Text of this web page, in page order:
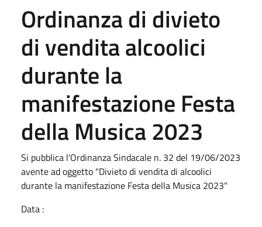
Ordinanza di divieto
di vendita alcoolici
durante la
manifestazione Festa
della Musica 2023
Si pubblica l'Ordinanza Sindacale n. 32 del 19/06/2023
avente ad oggetto "Divieto di vendita di alcoolici
durante la manifestazione Festa della Musica 2023"
Data :